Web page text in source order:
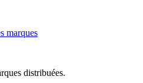
marques
distribuées.